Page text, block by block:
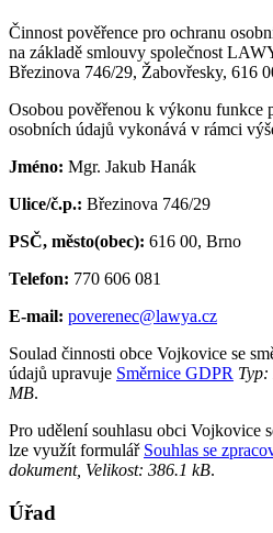
Činnost pověřence pro ochranu
na základě smlouvy společnost
Březinova 746/29, Žabovřesky, 616
Osobou pověřenou k výkonu funkce
osobních údajů vykonává v rámci
Jméno: Mgr. Jakub Hanák
Ulice/č.p.: Březinova 746/29
PSČ, město(obec): 616 00, Brno
Telefon: 770 606 081
E-mail: poverenec@lawya.cz
Soulad činnosti obce Vojkovice se
údajů upravuje Směrnice GDPR
MB.
Pro udělení souhlasu obci Vojkovice
lze využít formulář Souhlas se
dokument, Velikost: 386.1 kB.
Úřad